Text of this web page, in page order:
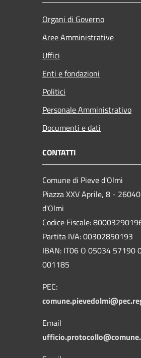
Organi di Governo
Aree Amministrative
Uffici
Enti e fondazioni
Politici
Personale Amministrativo
Documenti e dati
CONTATTI
Comune di Pieve d'Olmi
Piazza XXV Aprile, 8 -
d'Olmi
Codice Fiscale:
Partita IVA: 00302850193
IBAN: IT06 O 05034 57190
001185
PEC:
Email